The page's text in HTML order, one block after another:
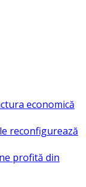
economică
reconfigurează
profită din